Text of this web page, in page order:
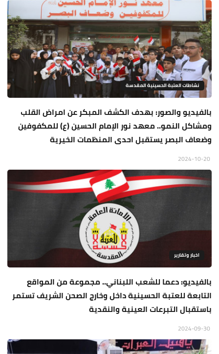
نشاطات العتبة الحسينية المقدسة
بالفيديو والصور: بهدف الكشف المبكر عن امراض القلب
ومشاكل النمو.. معهد نور الإمام الحسين (ع) للمكفوفين
وضعاف البصر يستقبل احدى المنظمات الخيرية
اخبار وتقارير
بالفيديو: دعما للشعب اللبناني.. مجموعة من المواقع
التابعة للعتبة الحسينية داخل وخارج الصحن الشريف تستمر
باستقبال التبرعات العينية والنقدية